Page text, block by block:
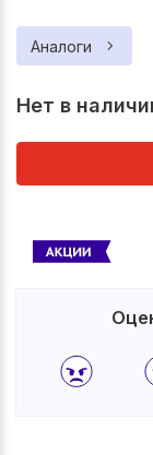
Аналоги
Нет в